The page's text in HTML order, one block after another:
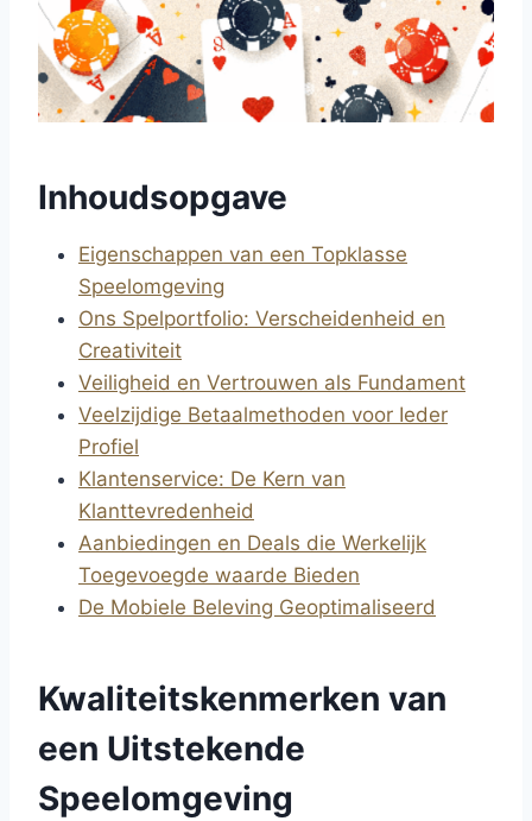
Inhoudsopgave
Eigenschappen van een Topklasse
Speelomgeving
Ons Spelportfolio: Verscheidenheid en
Creativiteit
Veiligheid en Vertrouwen als Fundament
Veelzijdige Betaalmethoden voor Ieder
Profiel
Klantenservice: De Kern van
Klanttevredenheid
Aanbiedingen en Deals die Werkelijk
Toegevoegde waarde Bieden
De Mobiele Beleving Geoptimaliseerd
Kwaliteitskenmerken van
een Uitstekende
Speelomgeving